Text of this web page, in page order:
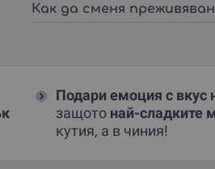
Как да сменя
Подари емоция с вкус
защото най-сладките
кутия, а в чиния!